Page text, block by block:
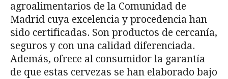
agroalimentarios de la Comunidad de
Madrid cuya excelencia y procedencia han
sido certificadas. Son productos de cercanía,
seguros y con una calidad diferenciada.
Además, ofrece al consumidor la garantía
de que estas cervezas se han elaborado bajo